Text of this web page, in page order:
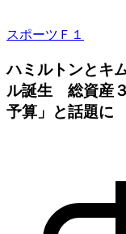
スポーツ Ｆ１
ハミルトンとキ
ル誕生 総資産
予算」と話題に